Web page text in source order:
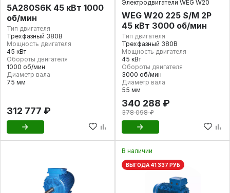
5А280S6К 45 кВт 1000
об/мин
Тип двигателя
Трехфазный 380В
Мощность двигателя
45 кВт
Обороты двигателя
1000 об/мин
Диаметр вала
75 мм
312 777 ₽
Электродвигатели WEG W20
WEG W20 225 S/M 2P
45 кВт 3000 об/мин
Тип двигателя
Трехфазный 380В
Мощность двигателя
45 кВт
Обороты двигателя
3000 об/мин
Диаметр вала
55 мм
340 288 ₽
378 098 ₽
В наличии
ВЫГОДА 41 337 РУБ